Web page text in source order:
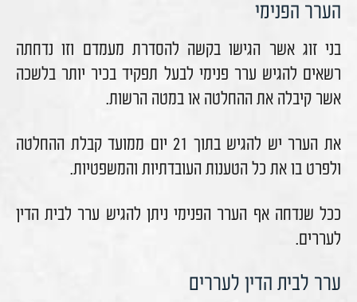
הערר הפנימי
בני זוג אשר הגישו בקשה להסדרת מעמדם וזו נדחתה
רשאים להגיש ערר פנימי לבעל תפקיד בכיר יותר בלשכה
אשר קיבלה את ההחלטה או במטה הרשות.
את הערר יש להגיש בתוך 21 יום ממועד קבלת ההחלטה
ולפרט בו את כל הטענות העובדתיות והמשפטיות.
ככל שנדחה אף הערר הפנימי ניתן להגיש ערר לבית הדין
לעררים.
ערר לבית הדין לעררים